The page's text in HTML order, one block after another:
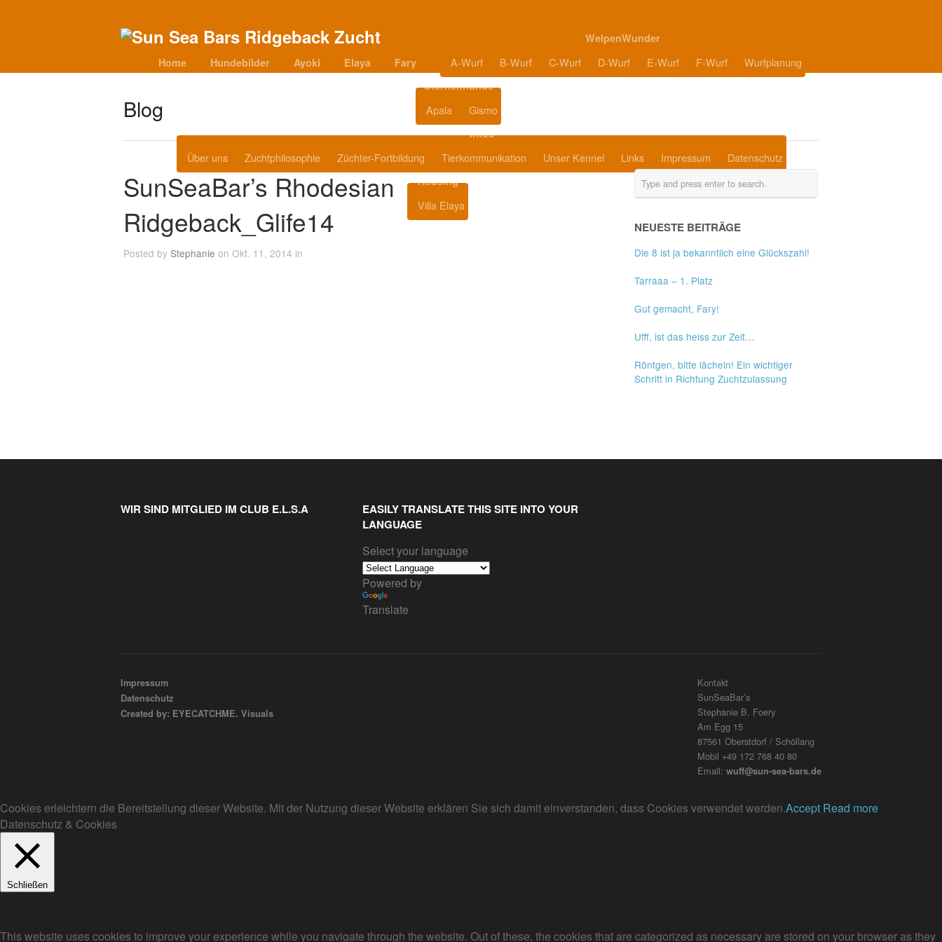
Home Hundebilder Ayoki Elaya Fary
WelpenWunder
A-Wurf B-Wurf C-Wurf D-Wurf E-Wurf F-Wurf Wurfplanung
Sternenhunde
Apala Gismo
Infos
Über uns Zuchtphilosophie Züchter-Fortbildung Tierkommunikation Unser Kennel Links Impressum Datenschutz
Housing
Villa Elaya
Blog
SunSeaBar’s Rhodesian
Ridgeback_Glife14
Posted by Stephanie on Okt. 11, 2014 in
NEUESTE BEITRÄGE
Die 8 ist ja bekanntlich eine Glückszahl!
Tarraaa – 1. Platz
Gut gemacht, Fary!
Ufff, ist das heiss zur Zeit…
Röntgen, bitte lächeln! Ein wichtiger
Schritt in Richtung Zuchtzulassung
WIR SIND MITGLIED IM CLUB E.L.S.A
EASILY TRANSLATE THIS SITE INTO YOUR
LANGUAGE
Select your language
Powered by
Translate
Impressum
Datenschutz
Created by: EYECATCHME. Visuals
Kontakt
SunSeaBar’s
Stephanie B. Foery
Am Egg 15
87561 Oberstdorf / Schöllang
Mobil +49 172 768 40 80
Email: wuff@sun-sea-bars.de
Cookies erleichtern die Bereitstellung dieser Website. Mit der Nutzung dieser Website erklären Sie sich damit einverstanden, dass Cookies verwendet werden.Accept Read more
Datenschutz & Cookies
Schließen
This website uses cookies to improve your experience while you navigate through the website. Out of these, the cookies that are categorized as necessary are stored on your browser as they